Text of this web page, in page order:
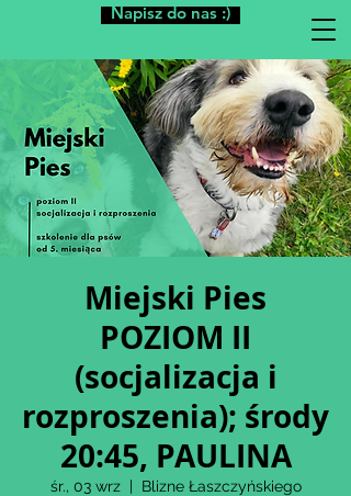
Napisz do nas :)
Miejski Pies
POZIOM II
(socjalizacja i
rozproszenia); środy
20:45, PAULINA
śr., 03 wrz
  |
Blizne Łaszczyńskiego